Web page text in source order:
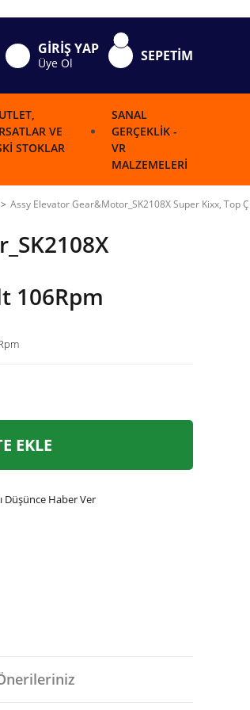
GİRİŞ YAP
Üye Ol SEPETİM
VE
STOKLAR
SANAL
GERÇEKLIK -
VR
MALZEMELERI
Assy Elevator Gear&Motor_SK2108X Super Kixx, Top
106Rpm
EKLE
Düşünce Haber Ver